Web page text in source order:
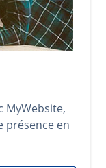
MyWebsite,
présence en